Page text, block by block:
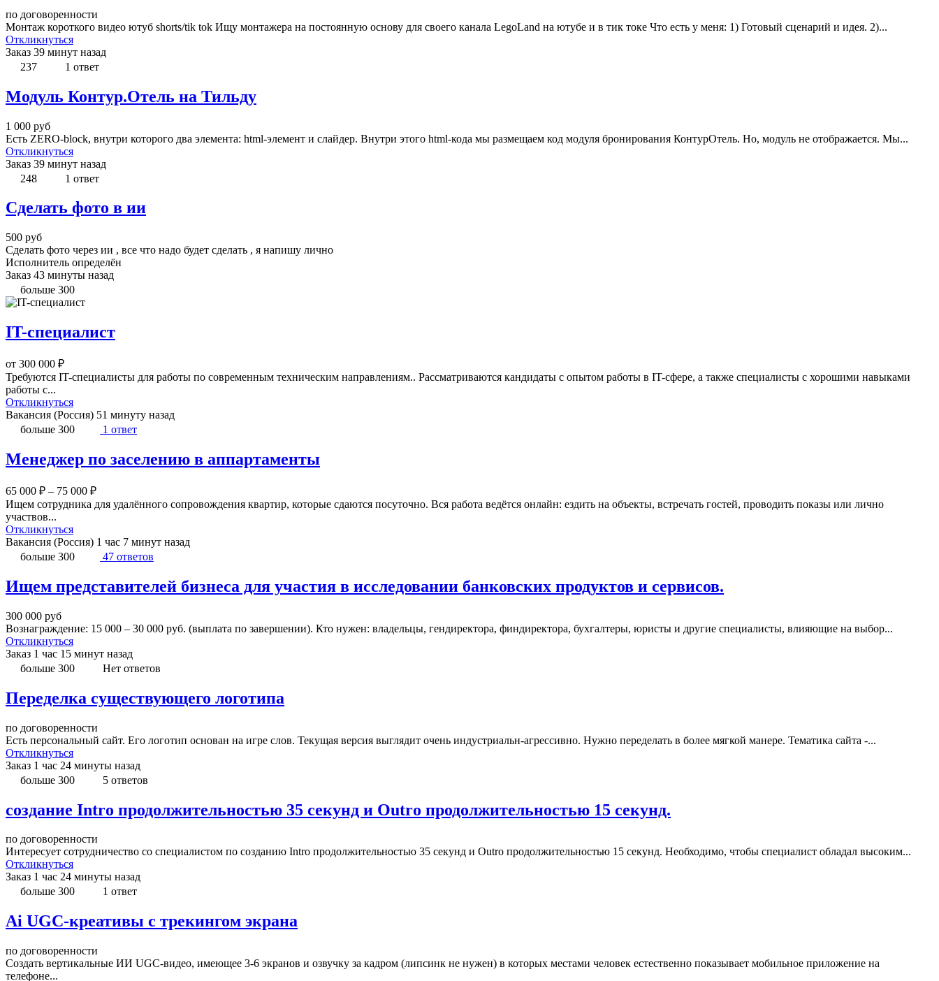
по договоренности
Монтаж короткого видео ютуб shorts/tik tok Ищу монтажера на постоянную основу для своего канала LegoLand на ютубе и в тик токе Что есть у меня: 1) Готовый сценарий и идея. 2)...
Откликнуться
Заказ 39 минут назад
237
1 ответ
Модуль Контур.Отель на Тильду
1 000 руб
Есть ZERO-block, внутри которого два элемента: html-элемент и слайдер. Внутри этого html-кода мы размещаем код модуля бронирования КонтурОтель. Но, модуль не отображается. Мы...
Откликнуться
Заказ 39 минут назад
248
1 ответ
Сделать фото в ии
500 руб
Сделать фото через ии , все что надо будет сделать , я напишу лично
Исполнитель определён
Заказ 43 минуты назад
больше 300
IT-специалист
от 300 000 ₽
Требуются IT-специалисты для работы по современным техническим направлениям.. Рассматриваются кандидаты с опытом работы в IT-сфере, а также специалисты с хорошими навыками
работы с...
Откликнуться
Вакансия (Россия) 51 минуту назад
больше 300
1 ответ
Менеджер по заселению в аппартаменты
65 000 ₽ – 75 000 ₽
Ищем сотрудника для удалённого сопровождения квартир, которые сдаются посуточно. Вся работа ведётся онлайн: ездить на объекты, встречать гостей, проводить показы или лично
участвов...
Откликнуться
Вакансия (Россия) 1 час 7 минут назад
больше 300
47 ответов
Ищем представителей бизнеса для участия в исследовании банковских продуктов и сервисов.
300 000 руб
Вознаграждение: 15 000 – 30 000 руб. (выплата по завершении). Кто нужен: владельцы, гендиректора, финдиректора, бухгалтеры, юристы и другие специалисты, влияющие на выбор...
Откликнуться
Заказ 1 час 15 минут назад
больше 300
Нет ответов
Переделка существующего логотипа
по договоренности
Есть персональный сайт. Его логотип основан на игре слов. Текущая версия выглядит очень индустриальн-агрессивно. Нужно переделать в более мягкой манере. Тематика сайта -...
Откликнуться
Заказ 1 час 24 минуты назад
больше 300
5 ответов
создание Intro продолжительностью 35 секунд и Outro продолжительностью 15 секунд.
по договоренности
Интересует сотрудничество со специалистом по созданию Intro продолжительностью 35 секунд и Outro продолжительностью 15 секунд. Необходимо, чтобы специалист обладал высоким...
Откликнуться
Заказ 1 час 24 минуты назад
больше 300
1 ответ
Ai UGC-креативы с трекингом экрана
по договоренности
Создать вертикальные ИИ UGC-видео, имеющее 3-6 экранов и озвучку за кадром (липсинк не нужен) в которых местами человек естественно показывает мобильное приложение на
телефоне...